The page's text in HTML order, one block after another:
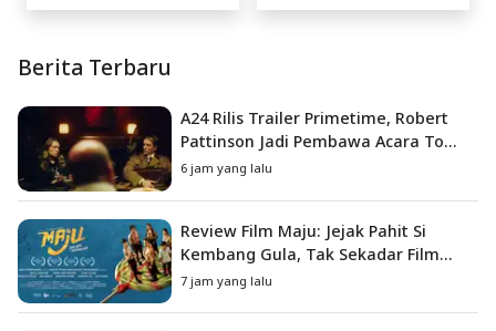
Berita Terbaru
A24 Rilis Trailer Primetime, Robert
Pattinson Jadi Pembawa Acara To
Catch a Predator
6 jam yang lalu
Review Film Maju: Jejak Pahit Si
Kembang Gula, Tak Sekadar Film
Petualangan Anak
7 jam yang lalu